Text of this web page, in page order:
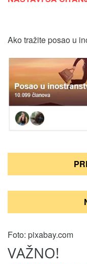
Ako tražite posao u
Кретање
Foto: pixabay.com
VAŽNO!